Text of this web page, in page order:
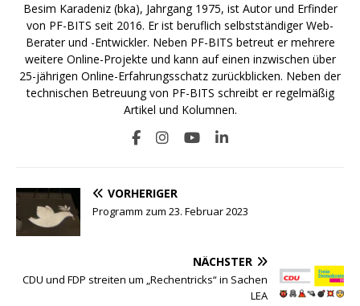
Besim Karadeniz (bka), Jahrgang 1975, ist Autor und Erfinder
von PF-BITS seit 2016. Er ist beruflich selbstständiger Web-
Berater und -Entwickler. Neben PF-BITS betreut er mehrere
weitere Online-Projekte und kann auf einen inzwischen über
25-jährigen Online-Erfahrungsschatz zurückblicken. Neben der
technischen Betreuung von PF-BITS schreibt er regelmäßig
Artikel und Kolumnen.
VORHERIGER
Programm zum 23. Februar 2023
NÄCHSTER
CDU und FDP streiten um „Rechentricks“ in Sachen
LEA